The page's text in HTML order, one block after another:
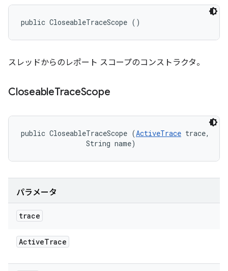
public CloseableTraceScope ()
スレッドからのレポート スコープのコンストラクタ。
CloseableTraceScope
public CloseableTraceScope (ActiveTrace trace,
                String name)
パラメータ
trace
ActiveTrace